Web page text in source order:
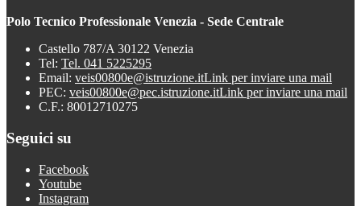
Polo Tecnico Professionale Venezia - Sede Centrale
Castello 787/A 30122 Venezia
Tel: Tel. 041 5225295
Email: veis00800e@istruzione.itLink per inviare una mail
PEC: veis00800e@pec.istruzione.itLink per inviare una mail
C.F.: 80012710275
Seguici su
Facebook
Youtube
Instagram